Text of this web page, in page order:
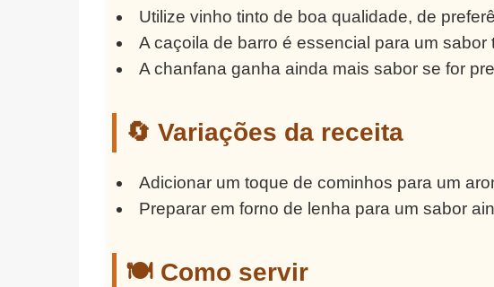
Utilize vinho tinto de boa qualidade, de
A caçoila de barro é essencial para um sabor
A chanfana ganha ainda mais sabor se for
🔄 Variações da receita
Adicionar um toque de cominhos para um
Preparar em forno de lenha para um sabor
🍽️ Como servir